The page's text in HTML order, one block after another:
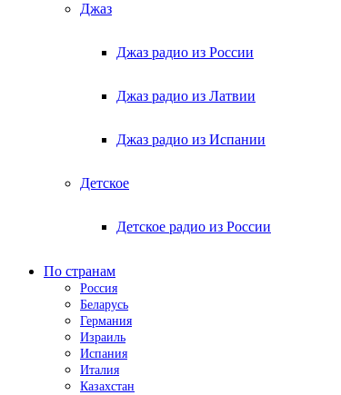
Джаз
Джаз радио из России
Джаз радио из Латвии
Джаз радио из Испании
Детское
Детское радио из России
По странам
Россия
Беларусь
Германия
Израиль
Испания
Италия
Казахстан